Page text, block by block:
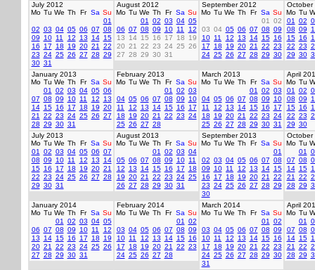
July 2012
Mo Tu We Th Fr Sa Su
01
02 03 04 05 06 07 08
09
10 11 12 13 14 15
16
17 18 19 20 21
22
23 24 25 26 27 28 29
30 31
August 2012
Mo Tu We Th Fr Sa Su
01
02 03 04 05
06 07 08 09 10 11
12
13
14 15 16 17 18
19
20 21 22 23 24 25 26
27 28 29 30 31
September 2012
Mo Tu We Th Fr Sa Su
01
02
03 04 05 06 07 08 09
10 11 12 13 14 15 16
17
18 19 20 21 22 23
24 25 26 27 28 29 30
October
Mo Tu
01
02
08 09
15 16
22 23
29 30
January 2013
Mo Tu We Th Fr Sa Su
01
02 03 04 05 06
07 08 09 10 11 12
13
14 15 16 17 18 19 20
21
22 23 24 25 26 27
28 29 30 31
February 2013
Mo Tu We Th Fr Sa Su
01
02 03
04 05 06 07 08 09
10
11
12 13 14 15 16
17
18
19 20 21 22 23 24
25 26 27 28
March 2013
Mo Tu We Th Fr Sa Su
01
02 03
04 05 06 07 08 09
10
11
12 13 14 15 16
17
18
19 20 21 22 23 24
25 26 27 28 29 30 31
April
Mo Tu
01
02
08 09
15 16
22 23
29 30
July 2013
Mo Tu We Th Fr Sa Su
01
02 03 04 05 06 07
08 09 10 11 12 13
14
15 16 17 18 19 20 21
22 23 24 25 26 27 28
29 30 31
August 2013
Mo Tu We Th Fr Sa Su
01
02 03 04
05 06 07 08 09 10 11
12
13 14 15 16 17
18
19 20 21 22 23 24 25
26 27 28 29 30 31
September 2013
Mo Tu We Th Fr Sa Su
01
02 03 04 05 06 07 08
09
10 11 12 13 14 15
16
17 18 19 20 21
22
23 24 25 26 27 28 29
30
October
Mo Tu
01
07 08
14 15
21
22
28 29
January 2014
Mo Tu We Th Fr Sa Su
01
02 03 04 05
06 07 08 09 10 11
12
13
14 15 16 17 18
19
20 21 22 23 24 25 26
27 28 29 30 31
February 2014
Mo Tu We Th Fr Sa Su
01
02
03 04 05 06 07 08 09
10 11 12 13 14 15 16
17
18 19 20 21 22 23
24 25 26 27 28
March 2014
Mo Tu We Th Fr Sa Su
01
02
03 04 05 06 07 08 09
10 11 12 13 14 15 16
17
18 19 20 21 22 23
24 25 26 27 28 29 30
31
April
Mo Tu
01
07 08
14 15
21
22
28 29